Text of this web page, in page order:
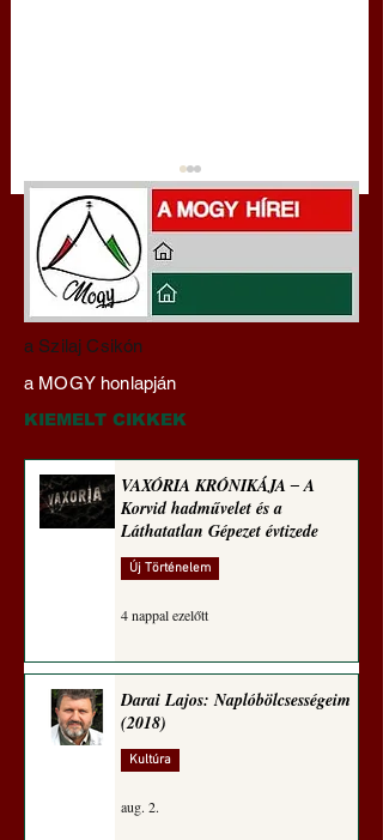
Darai Lajos:
Naplóbölcsességeim
(2025)
a Szilaj Csikón
a MOGY honlapján
KIEMELT CIKKEK
VAXÓRIA KRÓNIKÁJA ‒ A
Korvid hadművelet és a
Láthatatlan Gépezet évtizede
Új Történelem
4 nappal ezelőtt
Darai Lajos: Naplóbölcsességeim
(2018)
Kultúra
aug. 2.